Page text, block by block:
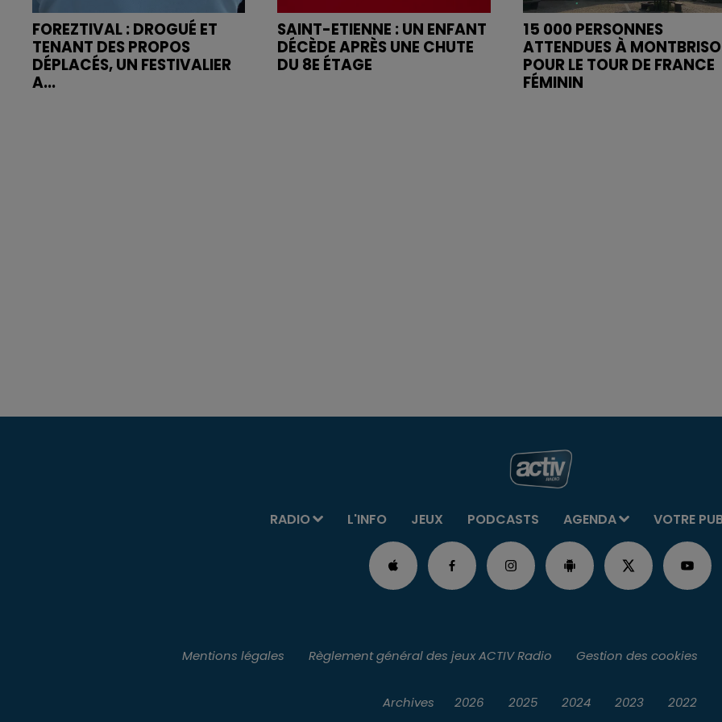
FOREZTIVAL : DROGUÉ ET
TENANT DES PROPOS
DÉPLACÉS, UN FESTIVALIER
A...
SAINT-ETIENNE : UN ENFANT
DÉCÈDE APRÈS UNE CHUTE
DU 8E ÉTAGE
15 000 PERSONNES
ATTENDUES À
POUR LE TOUR DE FRANCE
FÉMININ
RADIO L'INFO JEUX PODCASTS AGENDA VOTRE
Mentions légales Règlement général des jeux ACTIV Radio Gestion des cookies
Archives 2026 2025 2024 2023 2022